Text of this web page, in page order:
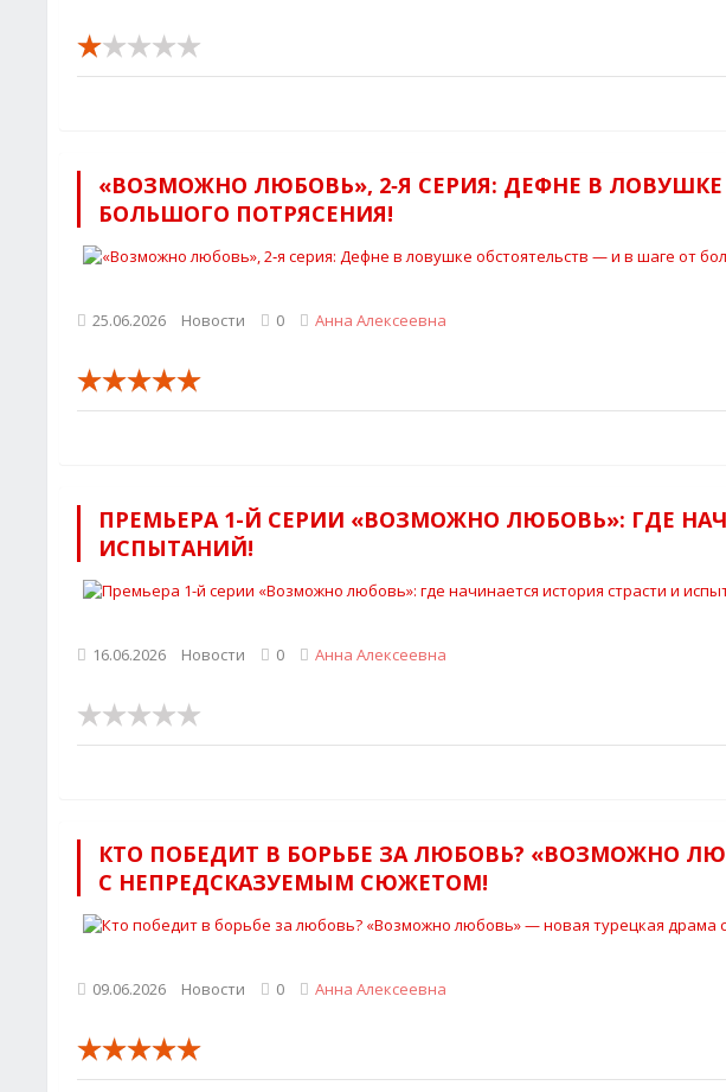
«ВОЗМОЖНО ЛЮБОВЬ», 2‑Я СЕРИЯ: ДЕФНЕ В
БОЛЬШОГО ПОТРЯСЕНИЯ!
25.06.2026 Новости 0 Анна Алексеевна
ПРЕМЬЕРА 1-Й СЕРИИ «ВОЗМОЖНО ЛЮБОВЬ»: ГДЕ
ИСПЫТАНИЙ!
16.06.2026 Новости 0 Анна Алексеевна
КТО ПОБЕДИТ В БОРЬБЕ ЗА ЛЮБОВЬ? «ВОЗМОЖНО
С НЕПРЕДСКАЗУЕМЫМ СЮЖЕТОМ!
09.06.2026 Новости 0 Анна Алексеевна